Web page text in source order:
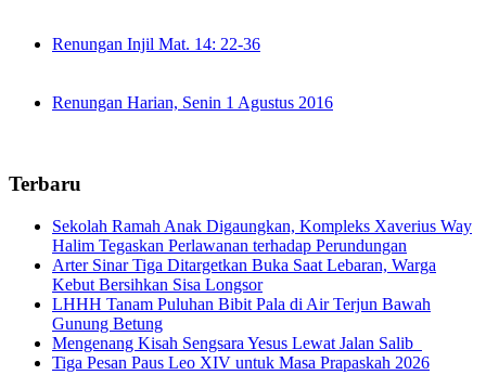
Renungan Injil Mat. 14: 22-36
Renungan Harian, Senin 1 Agustus 2016
Terbaru
Sekolah Ramah Anak Digaungkan, Kompleks Xaverius Way
Halim Tegaskan Perlawanan terhadap Perundungan
Arter Sinar Tiga Ditargetkan Buka Saat Lebaran, Warga
Kebut Bersihkan Sisa Longsor
LHHH Tanam Puluhan Bibit Pala di Air Terjun Bawah
Gunung Betung
Mengenang Kisah Sengsara Yesus Lewat Jalan Salib
Tiga Pesan Paus Leo XIV untuk Masa Prapaskah 2026